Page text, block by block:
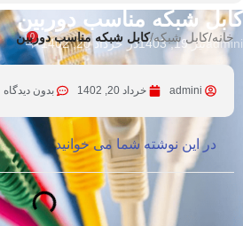
کابل شبکه مناسب دوربین
adminiتیر 19, 1403 در خرداد 20, 1402 0 خانه/کابل شبکه/کابل شبکه مناسب دوربین
admini خرداد 20, 1402 بدون دیدگاه
در این نوشته شما می خوانید